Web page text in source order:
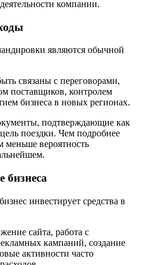
компании.
являются обычной
связаны с переговорами,
поставщиков, контролем
бизнеса в новых регионах.
подтверждающие как
поездки. Чем подробнее
меньше вероятность
бизнеса
инвестирует средства в
сайта, работа с
кампаний, создание
активности часто